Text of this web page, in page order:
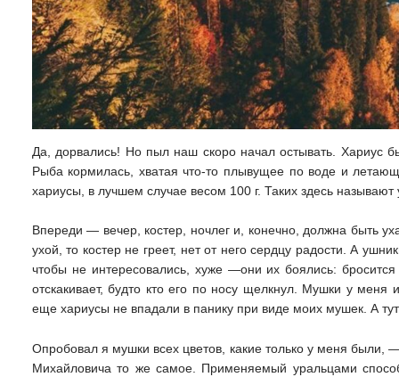
Да, дорвались! Но пыл наш скоро начал остывать. Хариус
Рыба кормилась, хватая что-то плывущее по воде и
хариусы, в лучшем случае весом 100 г. Таких здесь
Впереди — вечер, костер, ночлег и, конечно, должна быть
ухой, то костер не греет, нет от него сердцу радости. А
чтобы не интересовались, хуже —они их боялись:
отскакивает, будто кто его по носу щелкнул. Мушки у
еще хариусы не впадали в панику при виде моих мушек. А
Опробовал я мушки всех цветов, какие только у меня были,
Михайловича то же самое. Применяемый уральцами